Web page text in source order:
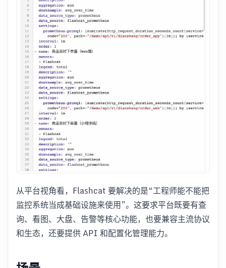
从平台视角看，Flashcat 要解决的是“工程师能不能把
监控系统当成基础设施来使用”。这要求平台既要有查
询、看图、大盘、告警等核心功能，也要兼容主流协议
和生态，还要提供 API 和配置化管理能力。